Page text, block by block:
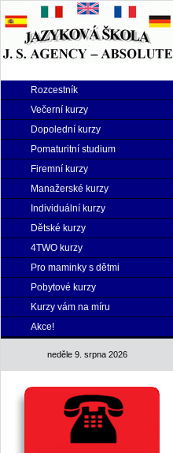
Rozcestník
Večerní kurzy
Dopolední kurzy
Pomaturitní studium
Firemní kurzy
Manažerské kurzy
Individuální kurzy
Dětské kurzy
4TWO kurzy
Pro maminky s dětmi
Pobytové kurzy
Kurzy vám na míru
Akce!
neděle 9. srpna 2026